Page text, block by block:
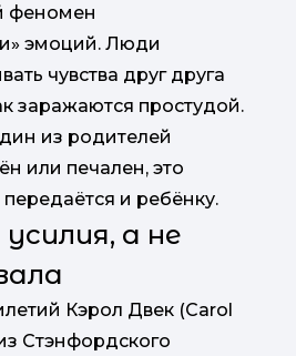
феномен
эмоций. Люди
чувства друг друга
заражаются простудой.
из родителей
или печален, это
и ребёнку.
а не
Кэрол Двек (Carol
Стэнфордского